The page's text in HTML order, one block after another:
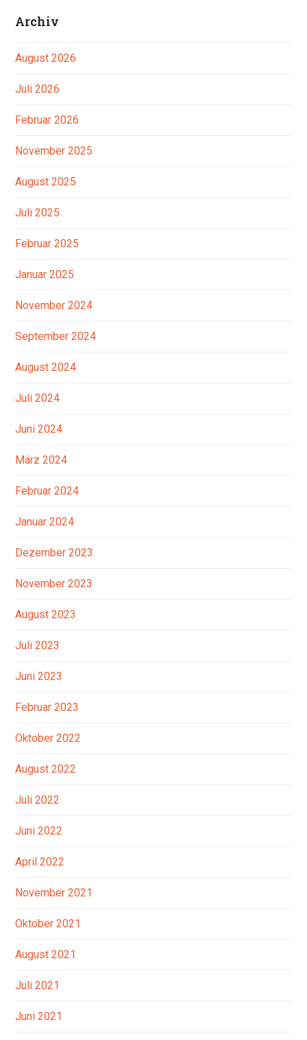
Archiv
August 2026
Juli 2026
Februar 2026
November 2025
August 2025
Juli 2025
Februar 2025
Januar 2025
November 2024
September 2024
August 2024
Juli 2024
Juni 2024
März 2024
Februar 2024
Januar 2024
Dezember 2023
November 2023
August 2023
Juli 2023
Juni 2023
Februar 2023
Oktober 2022
August 2022
Juli 2022
Juni 2022
April 2022
November 2021
Oktober 2021
August 2021
Juli 2021
Juni 2021